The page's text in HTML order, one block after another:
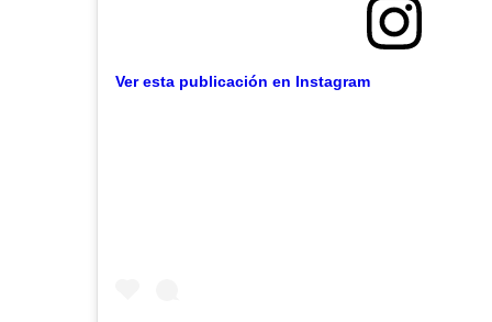
Ver esta publicación en Instagram